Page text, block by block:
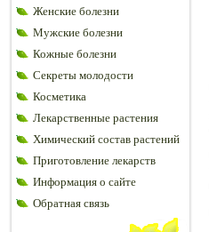
Женские болезни
Мужские болезни
Кожные болезни
Секреты молодости
Косметика
Лекарственные растения
Химический состав растений
Приготовление лекарств
Информация о сайте
Обратная связь